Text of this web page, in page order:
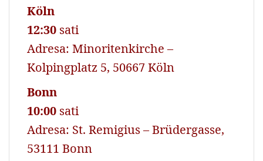
Köln
12:30 sati
Adresa: Minoritenkirche –
Kolpingplatz 5, 50667 Köln
Bonn
10:00 sati
Adresa: St. Remigius – Brüdergasse,
53111 Bonn